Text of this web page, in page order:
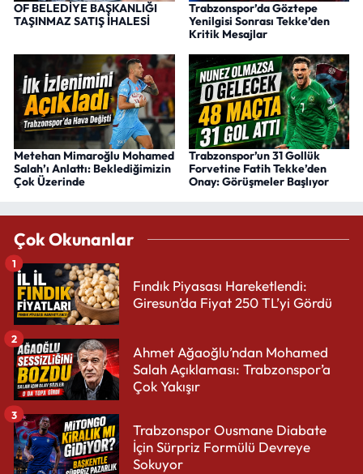
OF BELEDİYE BAŞKANLIĞI
TAŞINMAZ SATIŞ İHALESİ
Trabzonspor’da Göztepe
Yenilgisi Sonrası Tekke’den
Kritik Mesajlar
Metehan Mimaroğlu Mohamed
Salah’ı Anlattı: Beklediğimizin
Çok Üzerinde
Trabzonspor’un 31 Gollük
Forvetine Fatih Tekke’den
Onay: Görüşmeler Başlıyor
Çok Okunanlar
Fındık Piyasası Hareketlendi:
Giresun’da Fiyat 250 TL’yi Gördü
1
Ahmet Ağaoğlu’ndan Mohamed
Salah Açıklaması: Trabzonspor’a
Çok Yakışır
2
Trabzonspor Ousmane Diabate
İçin Sürpriz Formülü Devreye
Sokuyor
3